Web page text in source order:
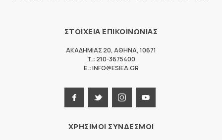
ΣΤΟΙΧΕΙΑ ΕΠΙΚΟΙΝΩΝΙΑΣ
ΑΚΑΔΗΜΙΑΣ 20, ΑΘΗΝΑ, 10671
T.: 210-3675400
E.:INFO@ESIEA.GR
ΧΡΗΣΙΜΟΙ ΣΥΝΔΕΣΜΟΙ